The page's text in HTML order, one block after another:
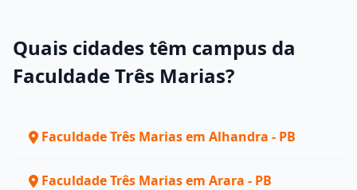
Quais cidades têm campus da
Faculdade Três Marias?
Faculdade Três Marias em Alhandra - PB
Faculdade Três Marias em Arara - PB